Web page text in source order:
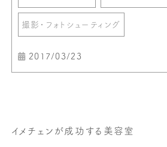
撮影・フォトシューティング
2017/03/23
イメチェンが成功する美容室